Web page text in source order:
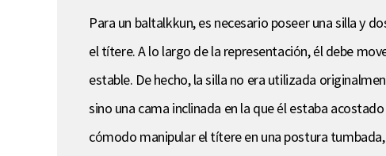
Para un baltalkkun, es necesario poseer una silla y
el títere. A lo largo de la representación, él debe
estable. De hecho, la silla no era utilizada
sino una cama inclinada en la que él estaba
cómodo manipular el títere en una postura